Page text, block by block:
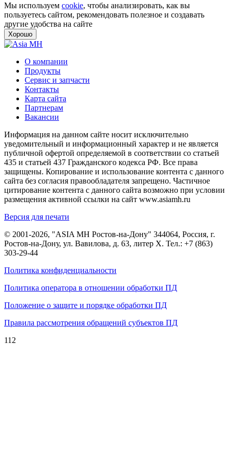
Мы используем cookie, чтобы анализировать, как вы
пользуетесь сайтом, рекомендовать полезное и создавать
другие удобства на сайте
Хорошо
О компании
Продукты
Сервис и запчасти
Контакты
Карта сайта
Партнерам
Вакансии
Информация на данном сайте носит исключительно
уведомительный и информационный характер и не является
публичной офертой определяемой в соответствии со статьей
435 и статьей 437 Гражданского кодекса РФ. Все права
защищены. Копирование и использование контента с данного
сайта без согласия правообладателя запрещено. Частичное
цитирование контента с данного сайта возможно при условии
размещения активной ссылки на сайт www.asiamh.ru
Версия для печати
© 2001-2026, "ASIA MH Ростов-на-Дону" 344064, Россия, г.
Ростов-на-Дону, ул. Вавилова, д. 63, литер Х. Тел.: +7 (863)
303-29-44
Политика конфиденциальности
Политика оператора в отношении обработки ПД
Положение о защите и порядке обработки ПД
Правила рассмотрения обращений субъектов ПД
112